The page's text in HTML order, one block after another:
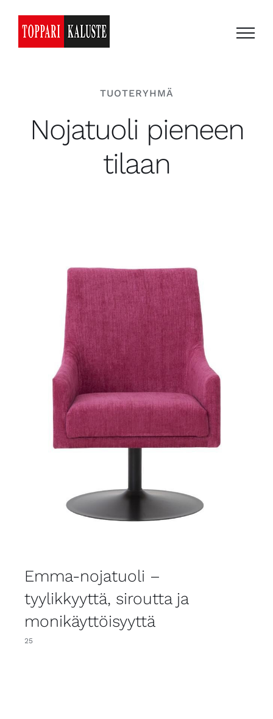
content
TUOTERYHMÄ
Nojatuoli pieneen
tilaan
Emma-nojatuoli –
tyylikkyyttä, siroutta ja
monikäyttöisyyttä
25